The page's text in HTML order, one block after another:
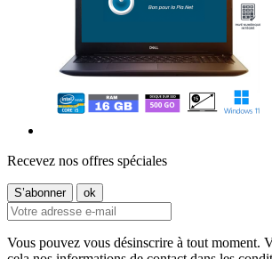
Recevez nos offres spéciales
Vous pouvez vous désinscrire à tout moment.